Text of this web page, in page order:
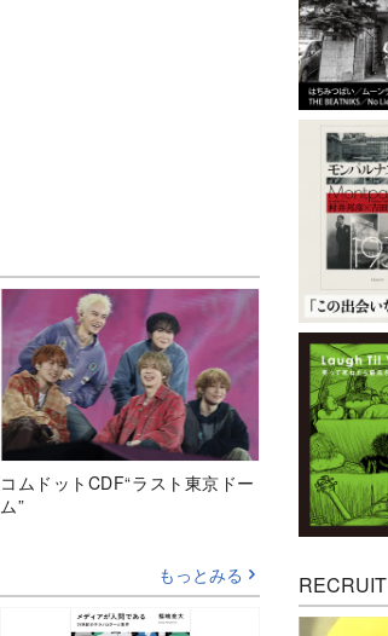
コムドットCDF“ラスト東京ドー
ム”
もっとみる RECRUIT